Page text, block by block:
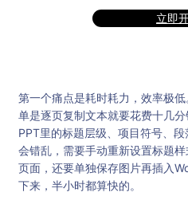
立即
第一个痛点是耗时耗力，效率极
单是逐页复制文本就要花费十几分
PPT里的标题层级、项目符号、
会错乱，需要手动重新设置标题
页面，还要单独保存图片再插入
下来，半小时都算快的。